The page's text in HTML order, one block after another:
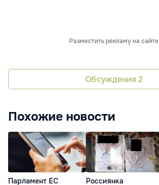
Разместить рекламу на сайте
Обсуждения 2
Похожие новости
Парламент ЕС Россиянка